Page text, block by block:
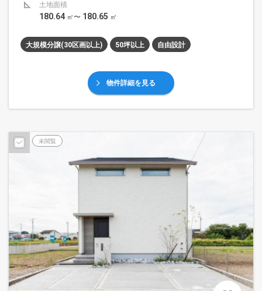
土地面積
180.64 ㎡〜 180.65 ㎡
大規模分譲(30区画以上) 50坪以上 自由設計
物件詳細を見る
未閲覧